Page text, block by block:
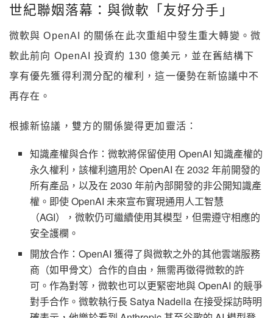
世紀聯姻落幕：與微軟「友好分手」
微軟與 OpenAI 的關係在此次重組中發生重大轉變。微
軟此前向 OpenAI 投資約 130 億美元，並在舊結構下
享有優先獲得利潤分配的權利，這一優勢在新協議中不
再存在。
根據新協議，雙方的關係變得更加靈活：
知識產權與合作：微軟將保留使用 OpenAI 知識產權的
永久權利，該權利適用於 OpenAI 在 2032 年前開發的
所有產品，以及在 2030 年前內部開發的非公開知識產
權。即使 OpenAI 未來宣布實現通用人工智慧
（AGI），微軟仍可繼續使用其模型，但需遵守相應的
安全護欄。
開放合作：OpenAI 獲得了與微軟之外的其他雲端服務
商（如甲骨文）合作的自由，無需再徵得微軟的許
可。作為對等，微軟也可以更緊密地與 OpenAI 的競爭
對手合作。微軟執行長 Satya Nadella 在接受採訪時明